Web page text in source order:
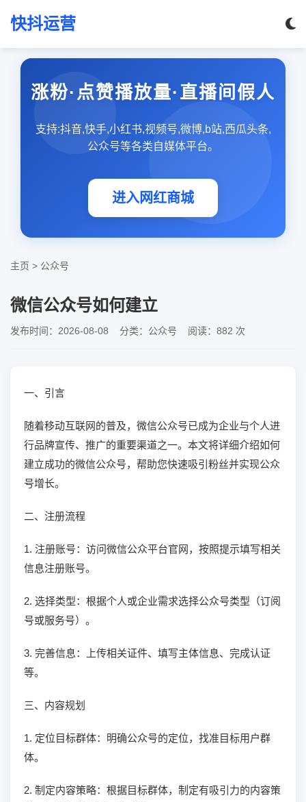
快抖运营
涨粉·点赞播放量·直播间假人
支持:抖音,快手,小红书,视频号,微博,b站,西瓜头条,
公众号等各类自媒体平台。
进入网红商城
主页 > 公众号
微信公众号如何建立
发布时间：2026-08-08 分类：公众号 阅读：882 次
一、引言
随着移动互联网的普及，微信公众号已成为企业与个人进
行品牌宣传、推广的重要渠道之一。本文将详细介绍如何
建立成功的微信公众号，帮助您快速吸引粉丝并实现公众
号增长。
二、注册流程
1. 注册账号：访问微信公众平台官网，按照提示填写相关
信息注册账号。
2. 选择类型：根据个人或企业需求选择公众号类型（订阅
号或服务号）。
3. 完善信息：上传相关证件、填写主体信息、完成认证
等。
三、内容规划
1. 定位目标群体：明确公众号的定位，找准目标用户群
体。
2. 制定内容策略：根据目标群体，制定有吸引力的内容策